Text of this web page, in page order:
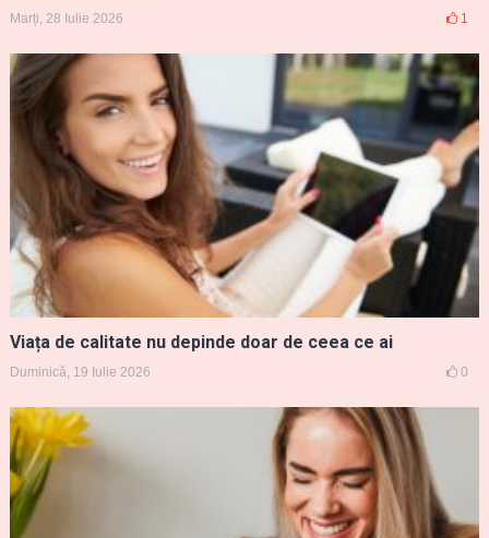
Marți, 28 Iulie 2026 1
Viața de calitate nu depinde doar de ceea ce ai
Duminică, 19 Iulie 2026 0